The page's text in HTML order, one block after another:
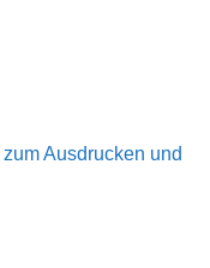
zum Ausdrucken und